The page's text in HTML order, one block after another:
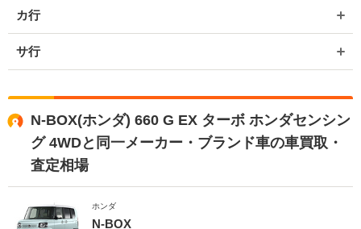
カ行
サ行
N-BOX(ホンダ) 660 G EX ターボ ホンダセンシン
グ 4WDと同一メーカー・ブランド車の車買取・
査定相場
ホンダ
N-BOX